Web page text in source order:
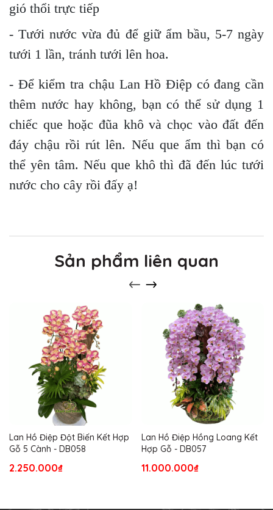
gió thổi trực tiếp
- Tưới nước vừa đủ để giữ ẩm bầu, 5-7 ngày
tưới 1 lần, tránh tưới lên hoa.
- Để kiểm tra chậu Lan Hồ Điệp có đang cần
thêm nước hay không, bạn có thể sử dụng 1
chiếc que hoặc đũa khô và chọc vào đất đến
đáy chậu rồi rút lên. Nếu que ẩm thì bạn có
thể yên tâm. Nếu que khô thì đã đến lúc tưới
nước cho cây rồi đấy ạ!
Sản phẩm liên quan
Lan Hồ Điệp Đột Biến Kết Hợp
Gỗ 5 Cành - DB058
2.250.000₫
Lan Hồ Điệp Hồng Loang Kết
Hợp Gỗ - DB057
11.000.000₫